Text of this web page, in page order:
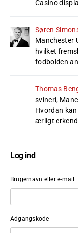
Casino
Søren
Manchester
hvilket
fodbolden
Thomas
svineri,
Hvordan
ærligt
Log ind
Brugernavn eller e-mail
Adgangskode